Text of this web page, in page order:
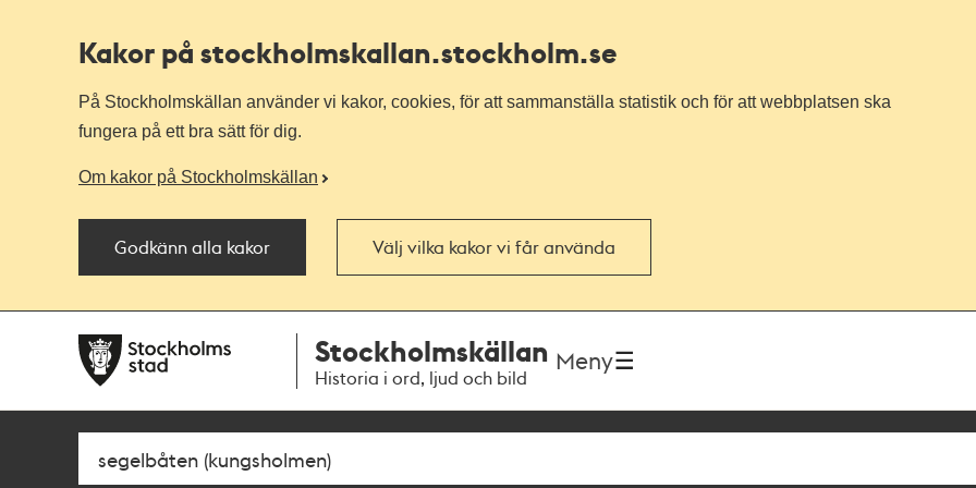
Kakor på stockholmskallan.stockholm.se
På Stockholmskällan använder vi kakor, cookies, för att sammanställa statistik och för att webbplatsen ska
fungera på ett bra sätt för dig.
Om kakor på Stockholmskällan
Godkänn alla kakor Välj vilka kakor vi får använda
navigationen
huvudinnehållet
Stockholmskällan
Historia i ord, ljud och bild
Meny
SökFritextsök